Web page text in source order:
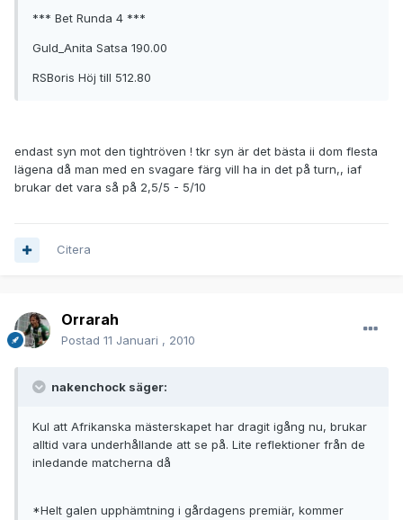
*** Bet Runda 4 ***
Guld_Anita Satsa 190.00
RSBoris Höj till 512.80
endast syn mot den tightröven ! tkr syn är det bästa ii dom flesta
lägena då man med en svagare färg vill ha in det på turn,, iaf
brukar det vara så på 2,5/5 - 5/10
Citera
Orrarah
Postad 11 Januari , 2010
nakenchock säger:
Kul att Afrikanska mästerskapet har dragit igång nu, brukar
alltid vara underhållande att se på. Lite reflektioner från de
inledande matcherna då
*Helt galen upphämtning i gårdagens premiär, kommer